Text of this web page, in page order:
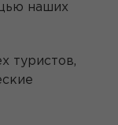
наших
туристов,